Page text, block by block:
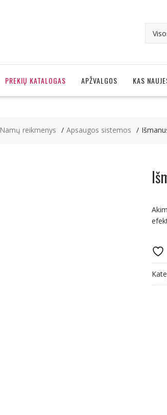
PREKIŲ KATALOGAS APŽVALGOS KAS
Namų reikmenys Apsaugos sistemos